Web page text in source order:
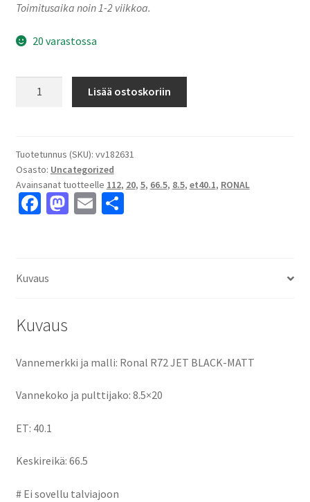
Toimitusaika noin 1-2 viikkoa.
20 varastossa
MATT
8.5x20"
5x112
ET40.1
Lisää ostoskoriin
Tuotetunnus (SKU): vv182631
Osasto: Uncategorized
Avainsanat tuotteelle 112, 20, 5, 66.5, 8.5, et40.1, RONAL
Fa
o
M E S
Kuvaus
Kuvaus
Vannemerkki ja malli: Ronal R72 JET BLACK-MATT
Vannekoko ja pulttijako: 8.5×20
ET: 40.1
Keskireikä: 66.5
# Ei sovellu talviajoon